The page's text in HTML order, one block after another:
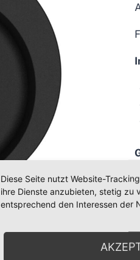
Diese Seite nutzt Website-
ihre Dienste anzubieten, stetig zu
entsprechend den Interessen der